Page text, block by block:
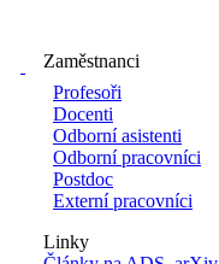
Zaměstnanci
Profesoři
Docenti
Odborní asistenti
Odborní pracovníci
Postdoc
Externí pracovníci
Linky